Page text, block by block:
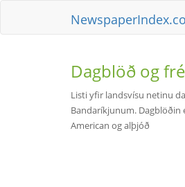
Dagblöð og
Listi yfir landsvísu netinu
Bandaríkjunum.
American og alþjóð